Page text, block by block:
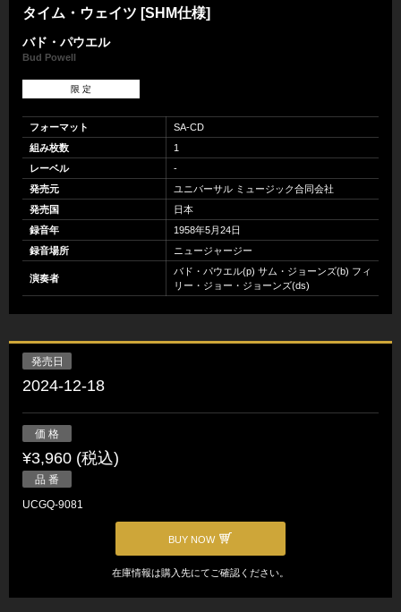
タイム・ウェイツ [SHM仕様]
バド・パウエル
Bud Powell
限 定
フォーマット
SA-CD
組み枚数
1
レーベル
-
発売元
ユニバーサル ミュージック合同会社
発売国
日本
録音年
1958年5月24日
録音場所
ニュージャージー
演奏者
バド・パウエル(p) サム・ジョーンズ(b) フィ
リー・ジョー・ジョーンズ(ds)
発売日
2024-12-18
価 格
¥3,960 (税込)
品 番
UCGQ-9081
BUY NOW
在庫情報は購入先にてご確認ください。